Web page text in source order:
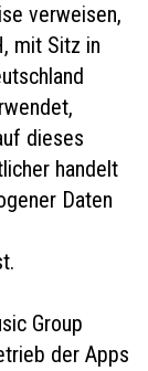
verweisen,
mit Sitz in
dieses
handelt
Daten
Group
der Apps